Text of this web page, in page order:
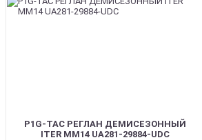
P1G-TAC РЕГЛАН ДЕМИСЕЗОННЫЙ
ITER ММ14 UA281-29884-UDC